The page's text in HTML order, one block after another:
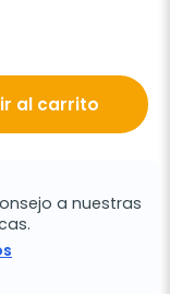
al carrito
a nuestras